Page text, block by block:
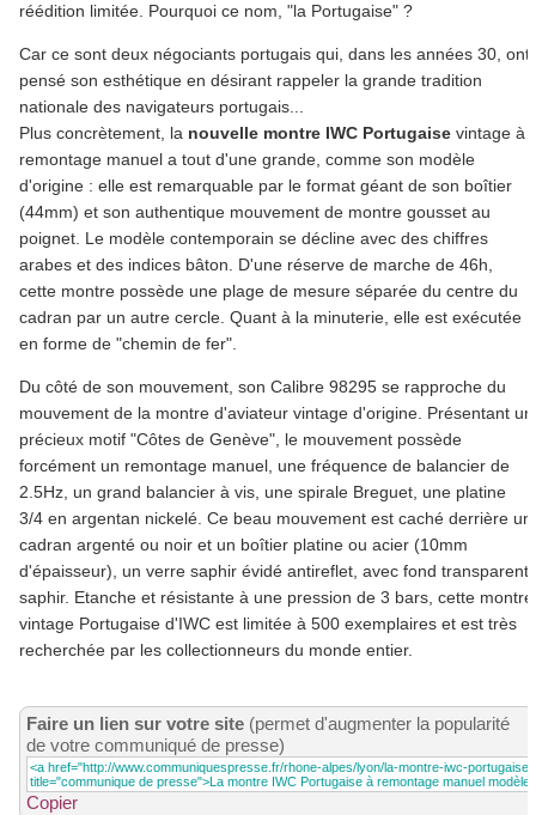
réédition limitée. Pourquoi ce nom, "la Portugaise" ?
Car ce sont deux négociants portugais qui, dans les années 30, ont
pensé son esthétique en désirant rappeler la grande tradition
nationale des navigateurs portugais...
Plus concrètement, la nouvelle montre IWC Portugaise vintage à
remontage manuel a tout d'une grande, comme son modèle
d'origine : elle est remarquable par le format géant de son boîtier
(44mm) et son authentique mouvement de montre gousset au
poignet. Le modèle contemporain se décline avec des chiffres
arabes et des indices bâton. D'une réserve de marche de 46h,
cette montre possède une plage de mesure séparée du centre du
cadran par un autre cercle. Quant à la minuterie, elle est exécutée
en forme de "chemin de fer".
Du côté de son mouvement, son Calibre 98295 se rapproche du
mouvement de la montre d'aviateur vintage d'origine. Présentant un
précieux motif "Côtes de Genève", le mouvement possède
forcément un remontage manuel, une fréquence de balancier de
2.5Hz, un grand balancier à vis, une spirale Breguet, une platine
3/4 en argentan nickelé. Ce beau mouvement est caché derrière un
cadran argenté ou noir et un boîtier platine ou acier (10mm
d'épaisseur), un verre saphir évidé antireflet, avec fond transparent
saphir. Etanche et résistante à une pression de 3 bars, cette montre
vintage Portugaise d'IWC est limitée à 500 exemplaires et est très
recherchée par les collectionneurs du monde entier.
Faire un lien sur votre site (permet d'augmenter la popularité
de votre communiqué de presse)
Copier